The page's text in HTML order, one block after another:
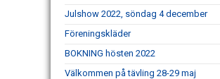
Julshow 2022, söndag 4 december
Föreningskläder
BOKNING hösten 2022
Välkommen på tävling 28-29 maj